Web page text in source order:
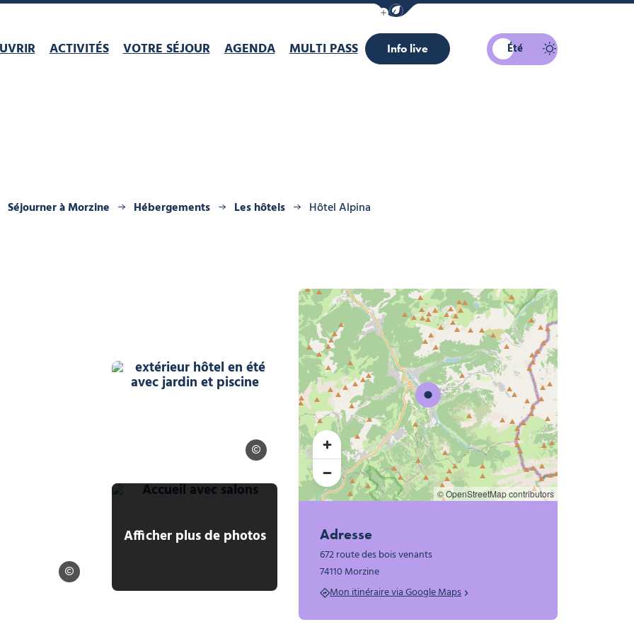
Afficher la barre de navigation du mode éco
ACTIVITÉS VOTRE SÉJOUR AGENDA MULTI PASS Info live Été
Séjourner à Morzine Hébergements Les hôtels Hôtel Alpina
Alpina
extérieur hôtel en été avec jardin et piscine, © Alpina
Alpina
Afficher plus de photos
Accueil avec salons, © Frédéric Thord © OpenStreetMap contributors
Adresse
672 route des bois venants
74110 Morzine
Mon itinéraire via Google Maps